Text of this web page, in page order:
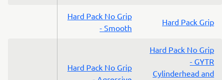
Hard Pack No Grip
- Smooth
Hard Pack Grip
Hard Pack No Grip
Hard Pack No Grip
- GYTR
Cylinderhead and